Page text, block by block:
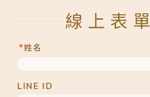
線上表單
*姓名
LINE ID